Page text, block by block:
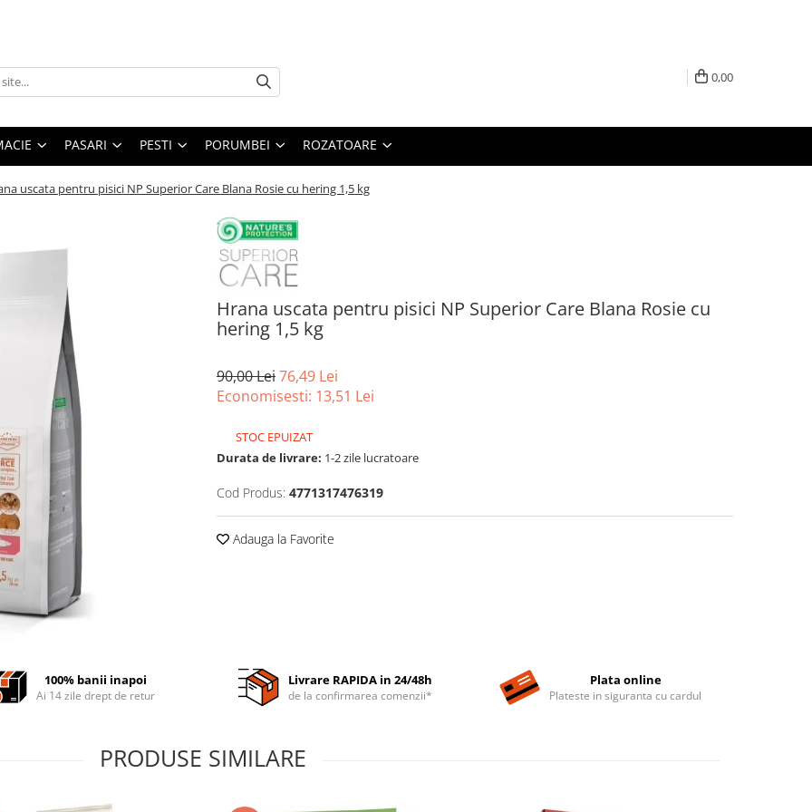
0,00
PASARI PESTI PORUMBEI ROZATOARE
uscata pentru pisici NP Superior Care Blana Rosie cu hering 1,5 kg
Hrana uscata pentru pisici NP Superior Care Blana Rosie cu
hering 1,5 kg
90,00 Lei76,49 Lei
Economisesti: 13,51 Lei
STOC EPUIZAT
Durata de livrare: 1-2 zile lucratoare
Cod Produs: 4771317476319
Adauga la Favorite
100% banii inapoi
Ai 14 zile drept de retur
Livrare RAPIDA in 24/48h
de la confirmarea comenzii*
Plata online
Plateste in siguranta cu cardul
PRODUSE SIMILARE